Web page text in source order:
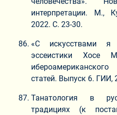
интерпретации. М.,
2022. С. 23-30.
«С искусствами я
эссеистики Хосе
статей. Выпуск 6. ГИИ,
Танатология в
традициях (к